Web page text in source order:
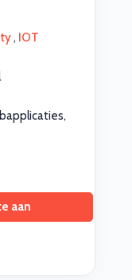
, IOT
aan